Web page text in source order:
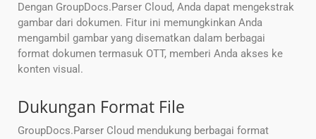
Dengan GroupDocs.Parser Cloud, Anda dapat mengekstrak
gambar dari dokumen. Fitur ini memungkinkan Anda
mengambil gambar yang disematkan dalam berbagai
format dokumen termasuk OTT, memberi Anda akses ke
konten visual.
Dukungan Format File
GroupDocs.Parser Cloud mendukung berbagai format